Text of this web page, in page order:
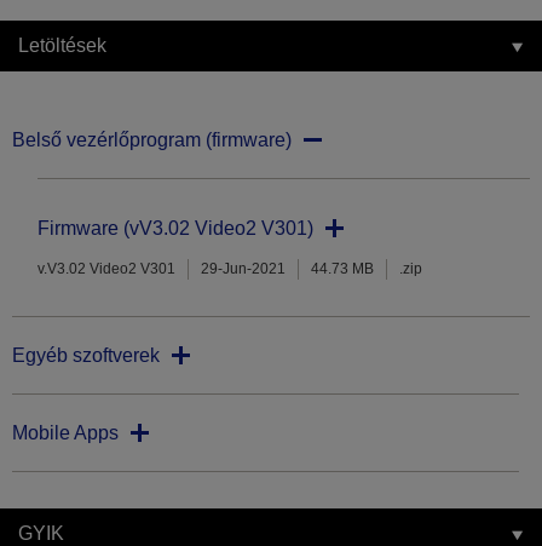
Letöltések
Belső vezérlőprogram (firmware)
Firmware (vV3.02 Video2 V301)
v.V3.02 Video2 V301 29-Jun-2021 44.73 MB .zip
Egyéb szoftverek
Mobile Apps
GYIK